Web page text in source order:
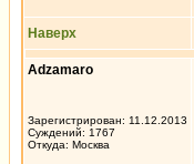
Наверх
Adzamaro
Зарегистрирован: 11.12.2013
Суждений: 1767
Откуда: Москва